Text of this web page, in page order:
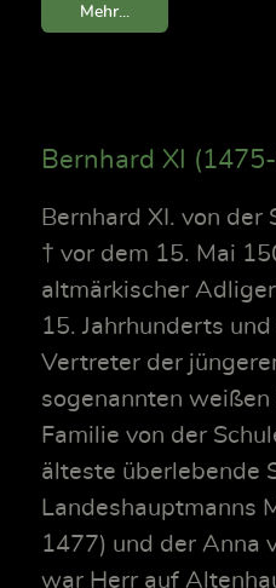
Mehr...
Bernhard XI
Bernhard XI. von der
† vor dem 15. Mai
altmärkischer
15. Jahrhunderts
Vertreter der
sogenannten
Familie von der
älteste überlebende
Landeshauptmanns
1477) und der Anna
war Herr auf